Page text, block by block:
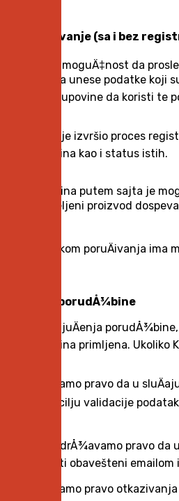
4. NaruÄivanje (sa i bez
Kupac ima moguÄ‡nost da
duÅ¾an da unese podatke koji
sledeÄ‡e kupovine da koristi
Kupac koji je izvršio proces
porudÅ¾bina kao i status istih.
PorudÅ¾bina putem sajta je
naÄin Å¾eljeni proizvod
Kupac prilikom poruÄivanja
5. Prijem porudÅ¾bine
Nakon zakljuÄenja
porudÅ¾bina primljena.
ZadrÅ¾avamo pravo da u
proveru u cilju validacije
TakoÄ‘e zadrÅ¾avamo pravo
svakako biti obavešteni
ZadrÅ¾avamo pravo